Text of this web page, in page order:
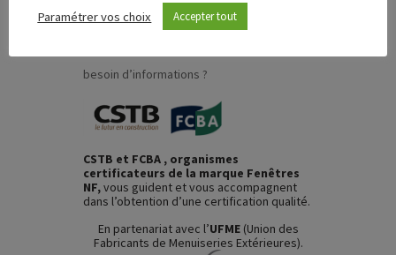
afocert.fr
Ministère du Logement, de l’Egalité
besoin d’informations ?
CSTB et FCBA , organismes
certificateurs de la marque Fenêtres
NF,vous guident et vous accompagnent
dans l’obtention d’une certification qualité.
En partenariat avec l’UFME (Union des
Fabricants de Menuiseries Extérieures).
Paramétrer vos choix Accepter tout